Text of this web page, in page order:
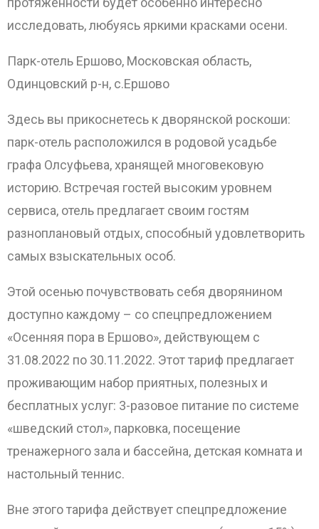
исследовать, любуясь яркими красками осени.
Парк-отель Ершово, Московская область,
Одинцовский р-н, с.Ершово
Здесь вы прикоснетесь к дворянской роскоши:
парк-отель расположился в родовой усадьбе
графа Олсуфьева, хранящей многовековую
историю. Встречая гостей высоким уровнем
сервиса, отель предлагает своим гостям
разноплановый отдых, способный удовлетворить
самых взыскательных особ.
Этой осенью почувствовать себя дворянином
доступно каждому – со спецпредложением
«Осенняя пора в Ершово», действующем с
31.08.2022 по 30.11.2022. Этот тариф предлагает
проживающим набор приятных, полезных и
бесплатных услуг: 3-разовое питание по системе
«шведский стол», парковка, посещение
тренажерного зала и бассейна, детская комната и
настольный теннис.
Вне этого тарифа действует спецпредложение